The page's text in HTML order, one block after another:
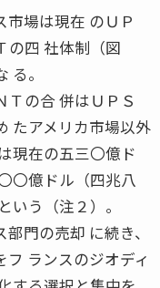
場は現在 のＵＰ
の四 社体制（図
る。
Ｔの合 併はＵＰＳ
たアメリカ市場以外
現在の五三〇億ド
〇億ドル（四兆八
いう（注２）。
門の売却 に続き、
ランスのジオディ